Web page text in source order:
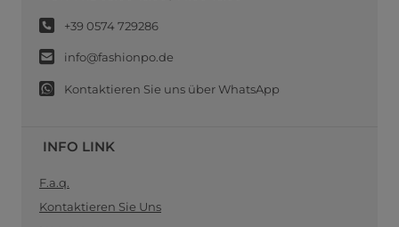
+39 0574 729286
info@fashionpo.de
Kontaktieren Sie uns über WhatsApp
INFO LINK
F.a.q.
Kontaktieren Sie Uns